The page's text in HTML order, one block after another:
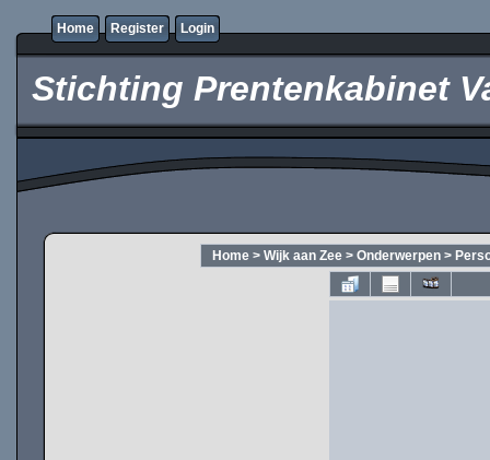
Home Register Login
Stichting Prentenkabinet
Home > Wijk aan Zee > Onderwerpen >